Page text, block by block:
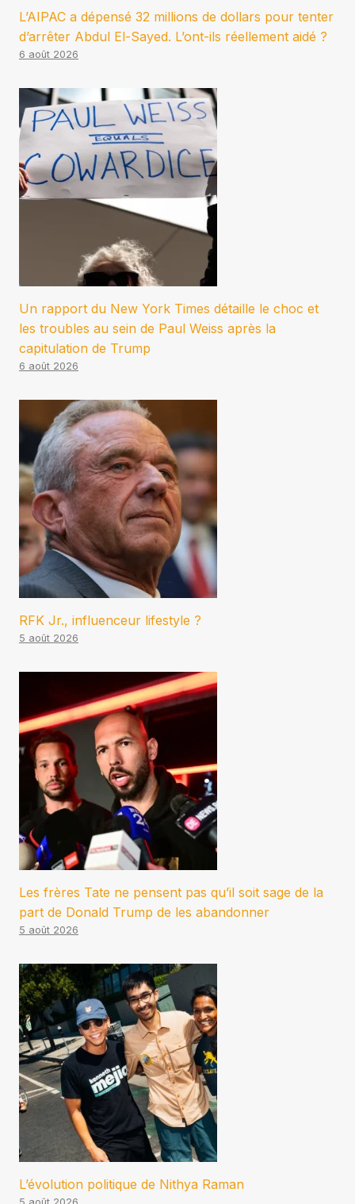
L’AIPAC a dépensé 32 millions de dollars pour tenter
d’arrêter Abdul El-Sayed. L’ont-ils réellement aidé ?
6 août 2026
Un rapport du New York Times détaille le choc et
les troubles au sein de Paul Weiss après la
capitulation de Trump
6 août 2026
RFK Jr., influenceur lifestyle ?
5 août 2026
Les frères Tate ne pensent pas qu’il soit sage de la
part de Donald Trump de les abandonner
5 août 2026
L’évolution politique de Nithya Raman